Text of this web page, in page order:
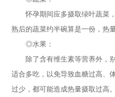
怀孕期间应多摄取绿叶蔬菜，
熟后的蔬菜约半碗算是一份，热
◎水果：
除了含有维生素等营养外，别
适合多吃，以免导致血糖过高、
过少，都可能造成热量摄取过高。